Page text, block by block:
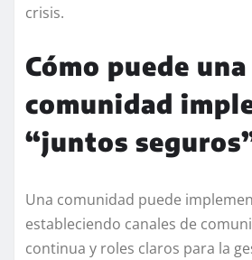
crisis.
Cómo puede una
comunidad
“juntos
Una comunidad puede
estableciendo canales de
continua y roles claros para la